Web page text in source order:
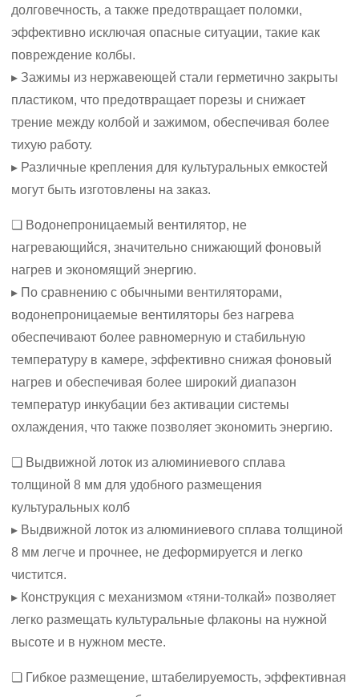
долговечность, а также предотвращает поломки,
эффективно исключая опасные ситуации, такие как
повреждение колбы.
▸ Зажимы из нержавеющей стали герметично закрыты
пластиком, что предотвращает порезы и снижает
трение между колбой и зажимом, обеспечивая более
тихую работу.
▸ Различные крепления для культуральных емкостей
могут быть изготовлены на заказ.
❏ Водонепроницаемый вентилятор, не
нагревающийся, значительно снижающий фоновый
нагрев и экономящий энергию.
▸ По сравнению с обычными вентиляторами,
водонепроницаемые вентиляторы без нагрева
обеспечивают более равномерную и стабильную
температуру в камере, эффективно снижая фоновый
нагрев и обеспечивая более широкий диапазон
температур инкубации без активации системы
охлаждения, что также позволяет экономить энергию.
❏ Выдвижной лоток из алюминиевого сплава
толщиной 8 мм для удобного размещения
культуральных колб
▸ Выдвижной лоток из алюминиевого сплава толщиной
8 мм легче и прочнее, не деформируется и легко
чистится.
▸ Конструкция с механизмом «тяни-толкай» позволяет
легко размещать культуральные флаконы на нужной
высоте и в нужном месте.
❏ Гибкое размещение, штабелируемость, эффективная